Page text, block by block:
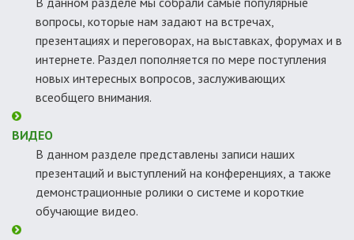
вопросы, которые нам задают на встречах,
презентациях и переговорах, на выставках, форумах и в
интернете. Раздел пополняется по мере поступления
новых интересных вопросов, заслуживающих
всеобщего внимания.
ВИДЕО
В данном разделе представлены записи наших
презентаций и выступлений на конференциях, а также
демонстрационные ролики о системе и короткие
обучающие видео.